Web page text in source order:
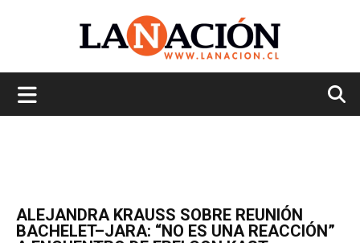
ALEJANDRA KRAUSS SOBRE REUNIÓN
BACHELET–JARA: “NO ES UNA REACCIÓN”